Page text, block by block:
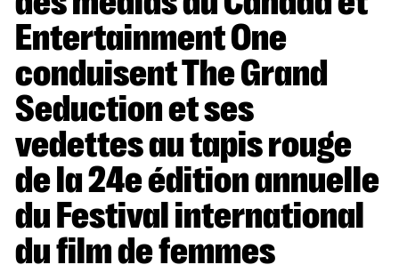
Entertainment One
conduisent The Grand
Seduction et ses
vedettes au tapis rouge
de la 24e édition annuelle
du Festival international
du film de femmes